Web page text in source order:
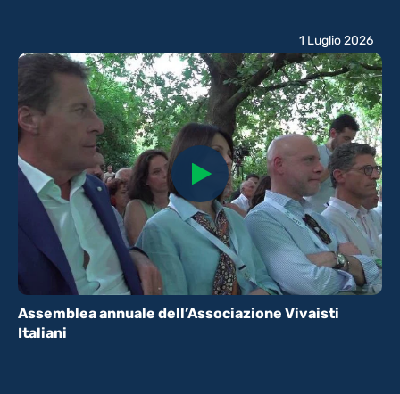
Assemblea annuale dell’Associazione Vivaisti
Italiani
1 Luglio 2026